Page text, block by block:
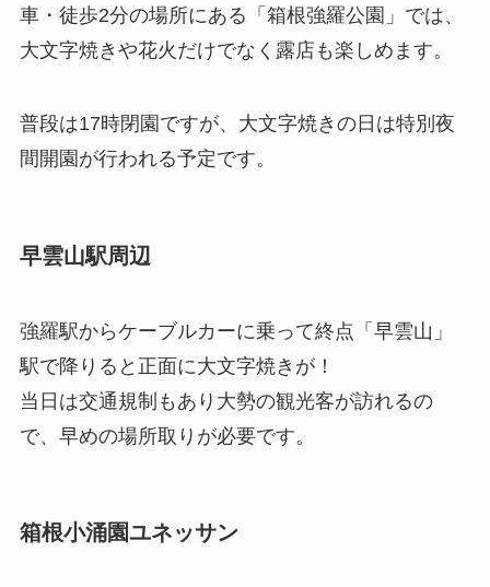
車・徒歩2分の場所にある「箱根強羅公園」では、
大文字焼きや花火だけでなく露店も楽しめます。
普段は17時閉園ですが、大文字焼きの日は特別夜
間開園が行われる予定です。
早雲山駅周辺
強羅駅からケーブルカーに乗って終点「早雲山」
駅で降りると正面に大文字焼きが！
当日は交通規制もあり大勢の観光客が訪れるの
で、早めの場所取りが必要です。
箱根小涌園ユネッサン